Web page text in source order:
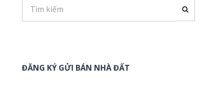
ĐĂNG KÝ GỬI BÁN NHÀ ĐẤT